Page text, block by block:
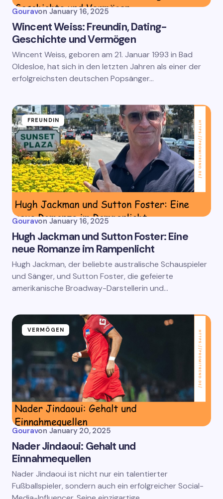
Gouravon January 16, 2025
Wincent Weiss: Freundin, Dating-
Geschichte und Vermögen
Wincent Weiss, geboren am 21. Januar 1993 in Bad
Oldesloe, hat sich in den letzten Jahren als einer der
erfolgreichsten deutschen Popsänger…
FREUNDIN
Gouravon January 16, 2025
Hugh Jackman und Sutton Foster: Eine
neue Romanze im Rampenlicht
Hugh Jackman, der beliebte australische Schauspieler
und Sänger, und Sutton Foster, die gefeierte
amerikanische Broadway-Darstellerin und…
VERMÖGEN
Gouravon January 20, 2025
Nader Jindaoui: Gehalt und
Einnahmequellen
Nader Jindaoui ist nicht nur ein talentierter
Fußballspieler, sondern auch ein erfolgreicher Social-